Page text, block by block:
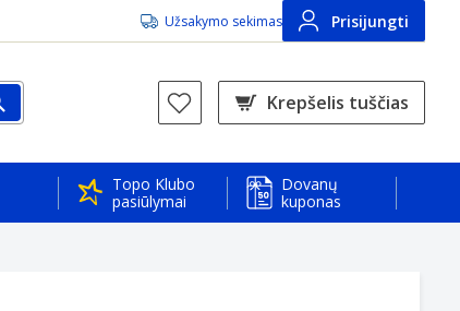
Užsakymo sekimas Prisijungti
Krepšelis tuščias
Topo Klubo
pasiūlymai
Dovanų
kuponas